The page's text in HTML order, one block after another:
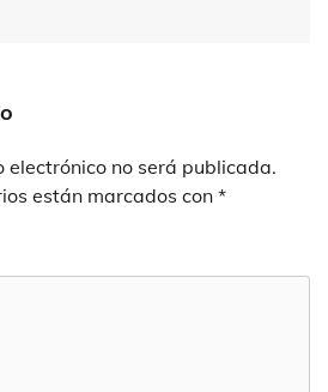
electrónico no será publicada.
están marcados con *